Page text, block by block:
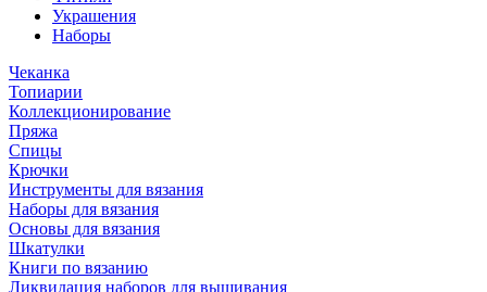
Украшения
Наборы
Чеканка
Топиарии
Коллекционирование
Пряжа
Спицы
Крючки
Инструменты для вязания
Наборы для вязания
Основы для вязания
Шкатулки
Книги по вязанию
Ликвидация наборов для вышивания